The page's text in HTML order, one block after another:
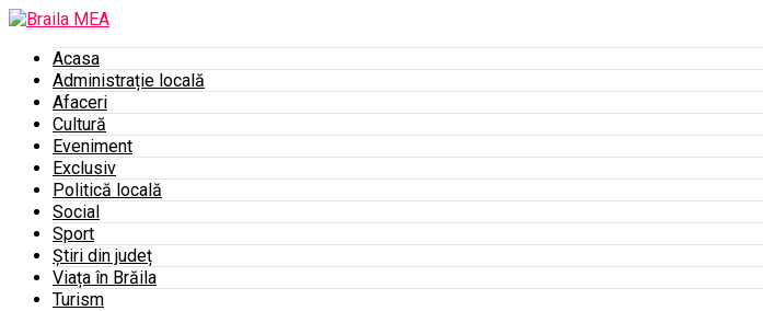
Acasa
Administrație locală
Afaceri
Cultură
Eveniment
Exclusiv
Politică locală
Social
Sport
Știri din județ
Viața în Brăila
Turism